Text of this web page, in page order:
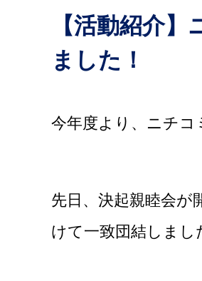
【活動紹介
ました！
今年度より、ニチコ
先日、決起親睦会が
けて一致団結しまし